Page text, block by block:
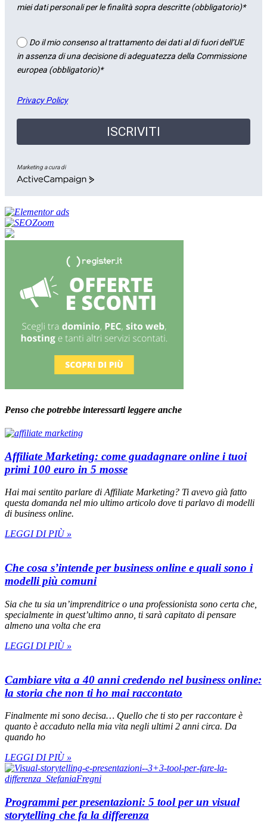
miei dati personali per le finalità sopra descritte (obbligatorio)*
Do il mio consenso al trattamento dei dati al di fuori dell’UE
in assenza di una decisione di adeguatezza della Commissione
europea (obbligatorio)*
Privacy Policy
ISCRIVITI
Marketing a cura di
ActiveCampaign
Penso che potrebbe interessarti leggere anche
Affiliate Marketing: come guadagnare online i tuoi
primi 100 euro in 5 mosse
Hai mai sentito parlare di Affiliate Marketing? Ti avevo già fatto
questa domanda nel mio ultimo articolo dove ti parlavo di modelli
di business online.
LEGGI DI PIÙ »
Che cosa s’intende per business online e quali sono i
modelli più comuni
Sia che tu sia un’imprenditrice o una professionista sono certa che,
specialmente in quest’ultimo anno, ti sarà capitato di pensare
almeno una volta che era
LEGGI DI PIÙ »
Cambiare vita a 40 anni credendo nel business online:
la storia che non ti ho mai raccontato
Finalmente mi sono decisa… Quello che ti sto per raccontare è
quanto è accaduto nella mia vita negli ultimi 2 anni circa. Da
quando ho
LEGGI DI PIÙ »
Programmi per presentazioni: 5 tool per un visual
storytelling che fa la differenza